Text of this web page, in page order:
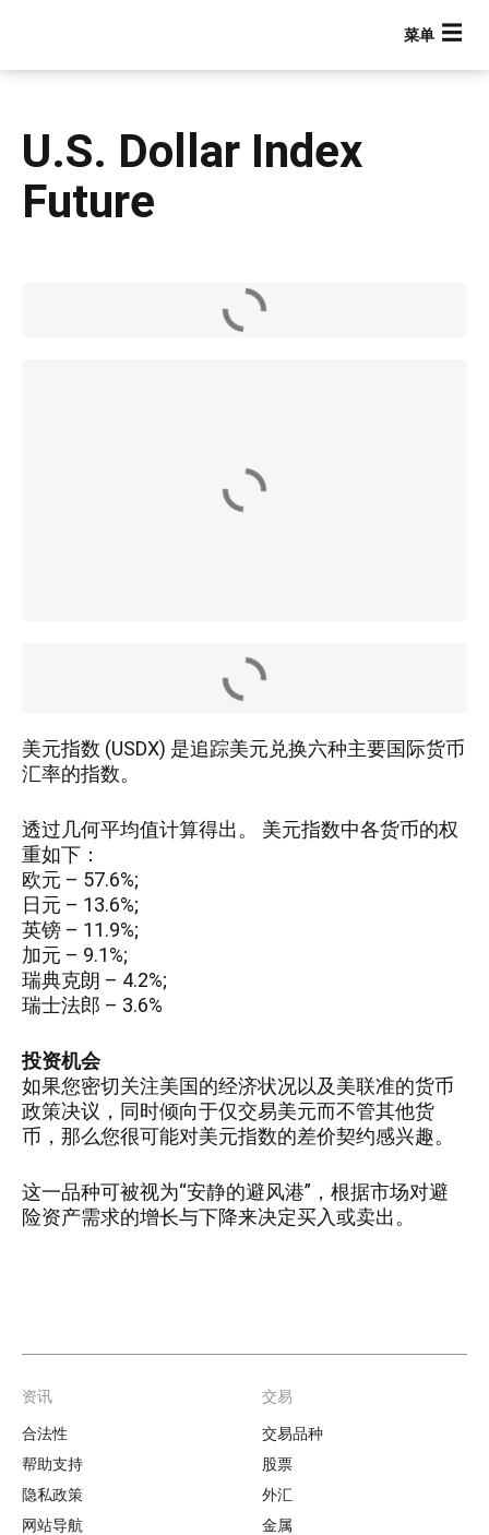
U.S. Dollar Index
Future
美元指数 (USDX) 是追踪美元兑换六种主要国际货币
汇率的指数。
透过几何平均值计算得出。 美元指数中各货币的权
重如下：
欧元 – 57.6%;
日元 – 13.6%;
英镑 – 11.9%;
加元 – 9.1%;
瑞典克朗 – 4.2%;
瑞士法郎 – 3.6%
投资机会
如果您密切关注美国的经济状况以及美联准的货币
政策决议，同时倾向于仅交易美元而不管其他货
币，那么您很可能对美元指数的差价契约感兴趣。
这一品种可被视为“安静的避风港”，根据市场对避
险资产需求的增长与下降来决定买入或卖出。
Footer
资讯
合法性
帮助支持
隐私政策
网站导航
交易
交易品种
股票
外汇
金属